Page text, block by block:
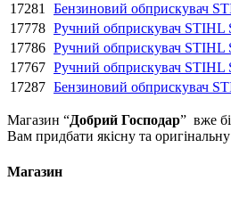
17281 Бензиновий обприскувач
17778 Ручний обприскувач STIHL
17786 Ручний обприскувач STIHL
17767 Ручний обприскувач STIHL
17287 Бензиновий обприскувач
Магазин “Добрий Господар” вже
Вам придбати якісну та оригінальну
Магазин